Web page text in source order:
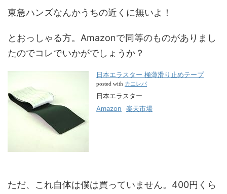
東急ハンズなんかうちの近くに無いよ！
とおっしゃる方。Amazonで同等のものがありまし
たのでコレでいかがでしょうか？
日本エラスター 極薄滑り止めテープ
posted with カエレバ
日本エラスター
Amazon
楽天市場
ただ、これ自体は僕は買っていません。400円くら